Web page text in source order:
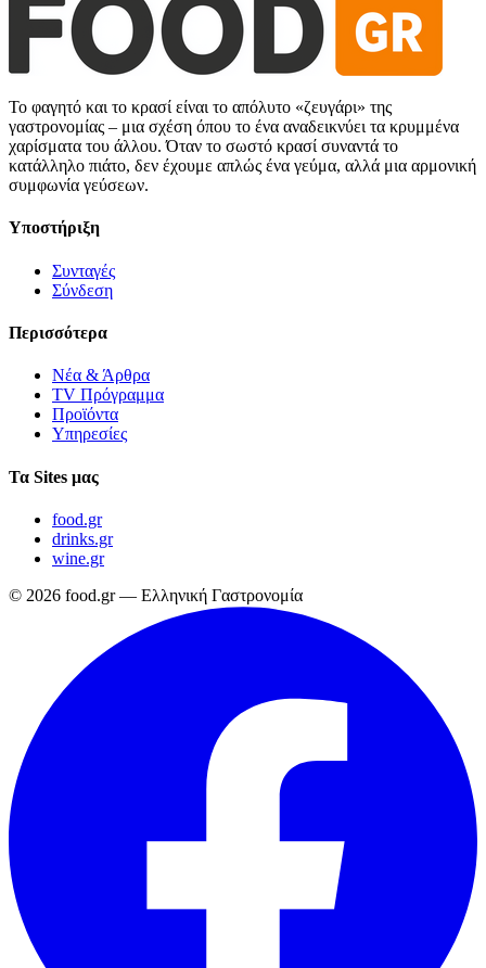
Το φαγητό και το κρασί είναι το απόλυτο «ζευγάρι» της
γαστρονομίας – μια σχέση όπου το ένα αναδεικνύει τα κρυμμένα
χαρίσματα του άλλου. Όταν το σωστό κρασί συναντά το
κατάλληλο πιάτο, δεν έχουμε απλώς ένα γεύμα, αλλά μια αρμονική
συμφωνία γεύσεων.
Υποστήριξη
Συνταγές
Σύνδεση
Περισσότερα
Νέα & Άρθρα
TV Πρόγραμμα
Προϊόντα
Υπηρεσίες
Τα Sites μας
food.gr
drinks.gr
wine.gr
© 2026 food.gr — Ελληνική Γαστρονομία